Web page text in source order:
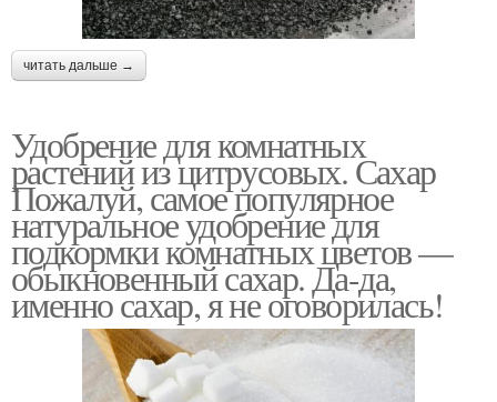
читать дальше →
Удобрение для комнатных
растений из цитрусовых. Сахар
Пожалуй, самое популярное
натуральное удобрение для
подкормки комнатных цветов —
обыкновенный сахар. Да-да,
именно сахар, я не оговорилась!